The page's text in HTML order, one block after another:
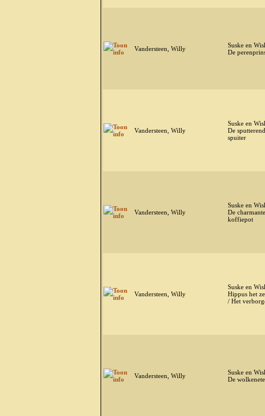
Vandersteen, Willy
Suske en
De
Vandersteen, Willy
Suske en
De
spuiter
Vandersteen, Willy
Suske en
De charmante
koffiepot
Vandersteen, Willy
Suske en
Hippus het
/ Het
Vandersteen, Willy
Suske en
De